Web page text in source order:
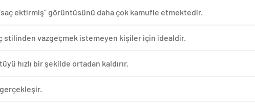
ektirmiş” görüntüsünü daha çok kamufle etmektedir.
stilinden vazgeçmek istemeyen kişiler için idealdir.
hızlı bir şekilde ortadan kaldırır.
gerçekleşir.